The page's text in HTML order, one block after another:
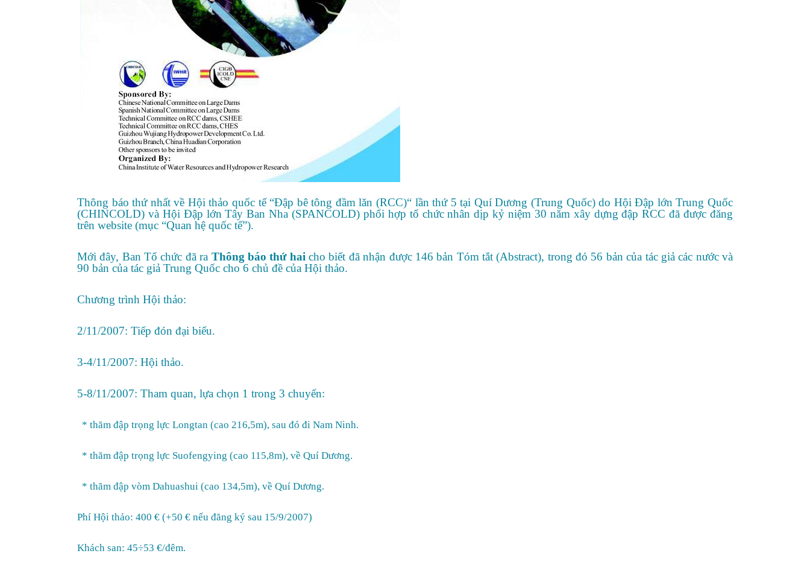
Thông báo thứ nhất về Hội thảo quốc tế “Đập bê tông đầm lăn (RCC)“ lần thứ 5 tại Quí Dương (Trung Quốc) do Hội Đập lớn Trung Quốc
(CHINCOLD) và Hội Đập lớn Tây Ban Nha (SPANCOLD) phối hợp tổ chức nhân dịp kỷ niệm 30 năm xây dựng đập RCC đã được đăng
trên website (mục “Quan hệ quốc tế”).
Mới đây, Ban Tổ chức đã ra Thông báo thứ hai cho biết đã nhận được 146 bản Tóm tắt (Abstract), trong đó 56 bản của tác giả các nước và
90 bản của tác giả Trung Quốc cho 6 chủ đề của Hội thảo.
Chương trình Hội thảo:
2/11/2007: Tiếp đón đại biểu.
3-4/11/2007: Hội thảo.
5-8/11/2007: Tham quan, lựa chọn 1 trong 3 chuyến:
* thăm đập trọng lực Longtan (cao 216,5m), sau đó đi Nam Ninh.
* thăm đập trọng lực Suofengying (cao 115,8m), về Quí Dương.
* thăm đập vòm Dahuashui (cao 134,5m), về Quí Dương.
Phí Hội thảo: 400 € (+50 € nếu đăng ký sau 15/9/2007)
Khách san: 45÷53 €/đêm.